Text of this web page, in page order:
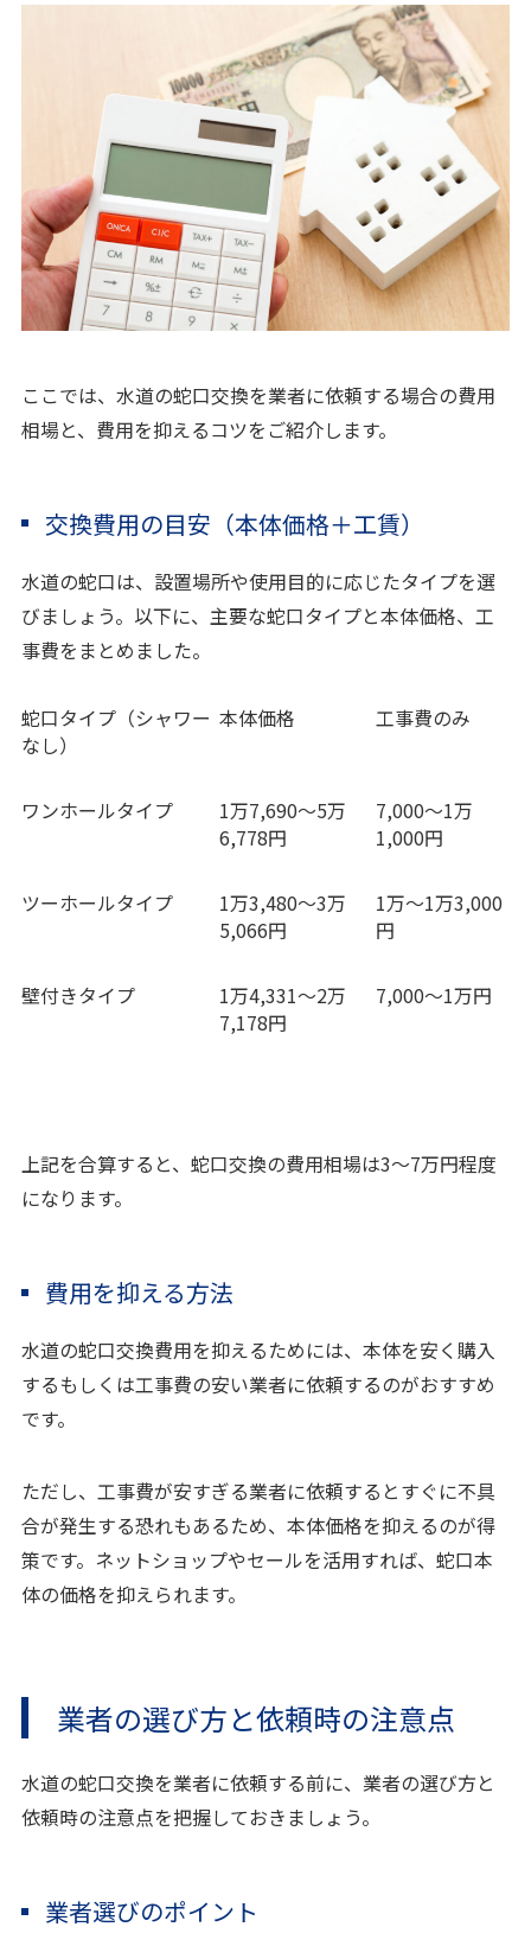
ここでは、水道の蛇口交換を業者に依頼する場合の費用
相場と、費用を抑えるコツをご紹介します。
交換費用の目安（本体価格＋工賃）
水道の蛇口は、設置場所や使用目的に応じたタイプを選
びましょう。以下に、主要な蛇口タイプと本体価格、工
事費をまとめました。
蛇口タイプ（シャワー
なし）
本体価格 工事費のみ
ワンホールタイプ
1万7,690～5万
6,778円
7,000～1万
1,000円
ツーホールタイプ
1万3,480～3万
5,066円
1万～1万3,000
円
壁付きタイプ
1万4,331～2万
7,178円
7,000～1万円
上記を合算すると、蛇口交換の費用相場は3〜7万円程度
になります。
費用を抑える方法
水道の蛇口交換費用を抑えるためには、本体を安く購入
するもしくは工事費の安い業者に依頼するのがおすすめ
です。
ただし、工事費が安すぎる業者に依頼するとすぐに不具
合が発生する恐れもあるため、本体価格を抑えるのが得
策です。ネットショップやセールを活用すれば、蛇口本
体の価格を抑えられます。
業者の選び方と依頼時の注意点
水道の蛇口交換を業者に依頼する前に、業者の選び方と
依頼時の注意点を把握しておきましょう。
業者選びのポイント